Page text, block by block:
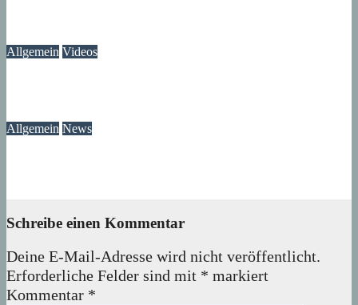
Allgemein Videos
Allgemein News
Schreibe einen Kommentar
Deine E-Mail-Adresse wird nicht veröffentlicht.
Erforderliche Felder sind mit * markiert
Kommentar *